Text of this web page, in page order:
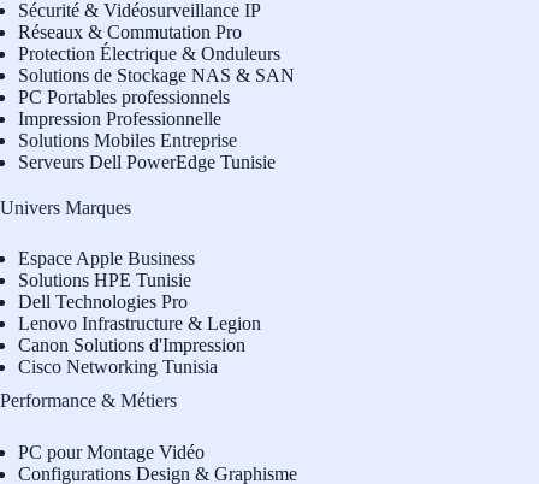
Sécurité & Vidéosurveillance IP
Réseaux & Commutation Pro
Protection Électrique & Onduleurs
Solutions de Stockage NAS & SAN
PC Portables professionnels
Impression Professionnelle
Solutions Mobiles Entreprise
Serveurs Dell PowerEdge Tunisie
Univers Marques
Espace Apple Business
Solutions HPE Tunisie
Dell Technologies Pro
Lenovo Infrastructure & Legion
Canon Solutions d'Impression
Cisco Networking Tunisia
Performance & Métiers
PC pour Montage Vidéo
Configurations Design & Graphisme